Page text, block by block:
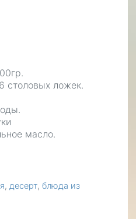
столовых ложек.
масло.
десерт блюда из